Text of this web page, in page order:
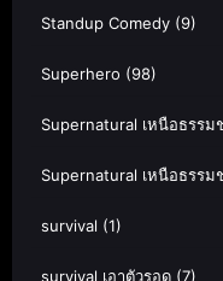
Standup Comedy (9)
Superhero (98)
Supernatural เหนือธรรม
Supernatural เหนือธรรม
survival (1)
survival เอาตัวรอด (7)